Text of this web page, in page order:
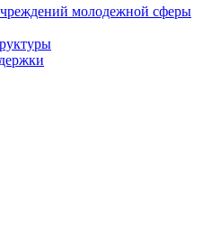
молодежной сферы